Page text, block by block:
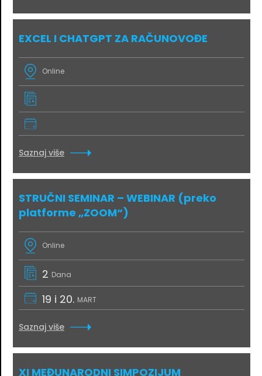
EXCEL I CHATGPT ZA RAČUNOVOĐE
Online
Saznaj više
STRUČNI SEMINAR – WEBINAR (preko
platforme „ZOOM“)
Online
2 Dana
19 i 20. MART
Saznaj više
XI MEĐUNARODNI SIMPOZIJUM